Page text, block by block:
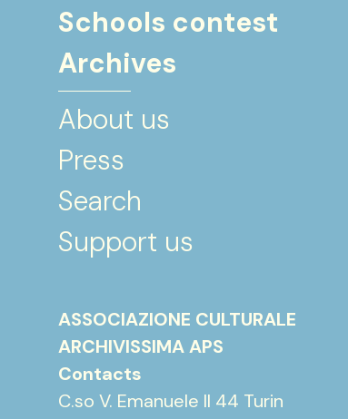
Schools contest
Archives
About us
Press
Search
Support us
ASSOCIAZIONE CULTURALE
ARCHIVISSIMA APS
Contacts
C.so V. Emanuele II 44 Turin